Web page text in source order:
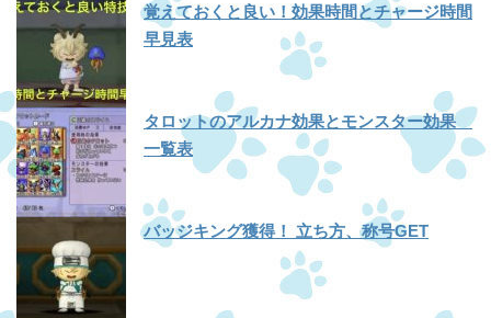
覚えておくと良い！効果時間とチャージ時間
早見表
タロットのアルカナ効果とモンスター効果
一覧表
バッジキング獲得！ 立ち方、称号GET